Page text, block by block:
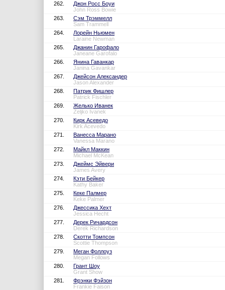
262.
Джон Росс Боуи
John Ross Bowie
263.
Сэм Трэммелл
Sam Trammell
264.
Лорейн Ньюмен
Laraine Newman
265.
Джанин Гарофало
Janeane Garofalo
266.
Янина Гаванкар
Janina Gavankar
267.
Джейсон Александер
Jason Alexander
268.
Патрик Фишлер
Patrick Fischler
269.
Желько Иванек
Zeljko Ivanek
270.
Кирк Асеведо
Kirk Acevedo
271.
Ванесса Марано
Vanessa Marano
272.
Майкл Маккин
Michael McKean
273.
Джеймс Эйвери
James Avery
274.
Кэти Бейкер
Kathy Baker
275.
Кеке Палмер
Keke Palmer
276.
Джессика Хехт
Jessica Hecht
277.
Дерек Ричардсон
Derek Richardson
278.
Скотти Томпсон
Scottie Thompson
279.
Меган Фоллоуз
Megan Follows
280.
Грант Шоу
Grant Show
281.
Фрэнки Фэйзон
Frankie Faison